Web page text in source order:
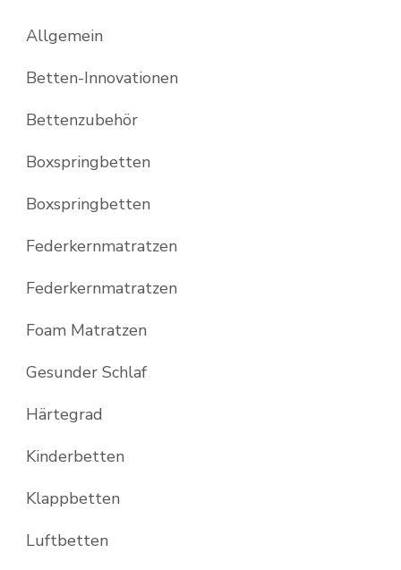
Allgemein
Betten-Innovationen
Bettenzubehör
Boxspringbetten
Boxspringbetten
Federkernmatratzen
Federkernmatratzen
Foam Matratzen
Gesunder Schlaf
Härtegrad
Kinderbetten
Klappbetten
Luftbetten